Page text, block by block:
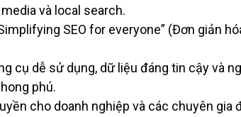
và local search.
SEO for everyone” (Đơn giản
cụ dễ sử dụng, dữ liệu đáng tin cậy và
phú.
cho doanh nghiệp và các chuyên gia